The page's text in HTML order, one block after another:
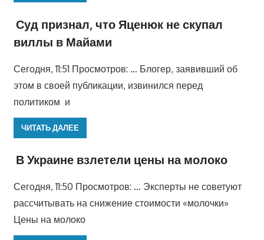
Суд признал, что Яценюк не скупал
виллы в Майами
Сегодня, 11:51 Просмотров: … Блогер, заявивший об
этом в своей публикации, извинился перед
политиком и
ЧИТАТЬ ДАЛЕЕ
В Украине взлетели цены на молоко
Сегодня, 11:50 Просмотров: … Эксперты не советуют
рассчитывать на снижение стоимости «молочки»
Цены на молоко